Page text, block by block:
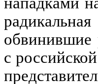
обвинившие
с